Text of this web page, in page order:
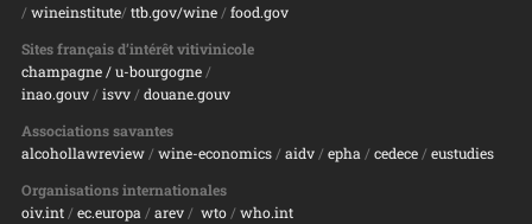
/ wineinstitute/ ttb.gov/wine/ food.gov
Sites français d’intérêt vitivinicole
champagne/ u-bourgogne/
inao.gouv/ isvv/ douane.gouv
Associations savantes
alcohollawreview/ wine-economics/ aidv/ epha / cedece/ eustudies
Organisations internationales
oiv.int/ ec.europa/ arev/ wto/ who.int